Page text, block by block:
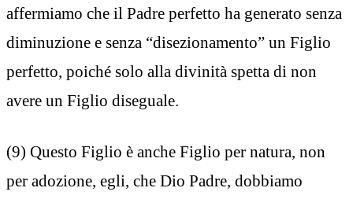
affermiamo che il Padre perfetto ha generato senza
diminuzione e senza “disezionamento” un Figlio
perfetto, poiché solo alla divinità spetta di non
avere un Figlio diseguale.
(9) Questo Figlio è anche Figlio per natura, non
per adozione, egli, che Dio Padre, dobbiamo